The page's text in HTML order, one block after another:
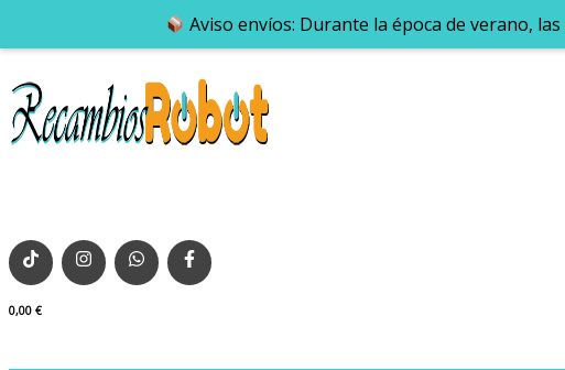
Aviso envíos: Durante la época de verano,
0,00 €